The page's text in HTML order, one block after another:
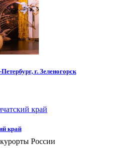
г. Зеленогорск
край
России